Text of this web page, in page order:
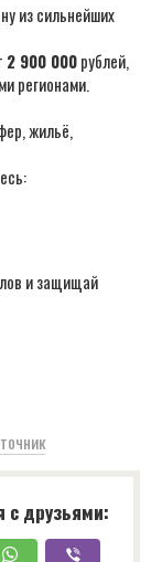
из сильнейших
2 900 000рублей,
регионами.
жильё,
и защищай
с друзьями: